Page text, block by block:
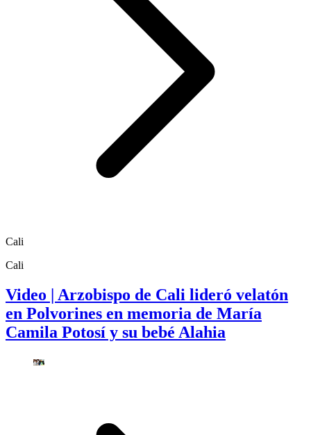
Cali
Cali
Video | Arzobispo de Cali lideró velatón
en Polvorines en memoria de María
Camila Potosí y su bebé Alahia